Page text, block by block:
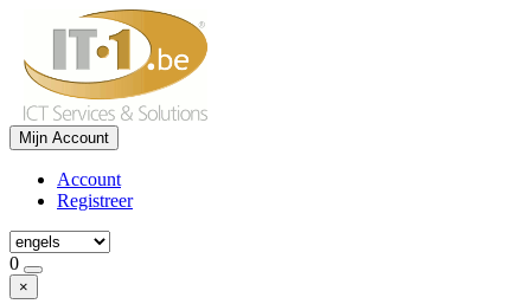
Mijn Account
Account
Registreer
0
×